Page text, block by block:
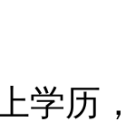
学历